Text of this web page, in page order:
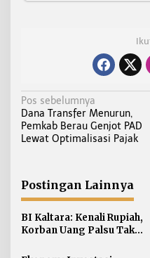
N
a
v
a
s
i
p
Pos sebelumnya
Dana Transfer Menurun,
Pemkab Berau Genjot PAD
Lewat Optimalisasi Pajak
Postingan Lainnya
BI Kaltara: Kenali Rupiah,
Korban Uang Palsu Tak